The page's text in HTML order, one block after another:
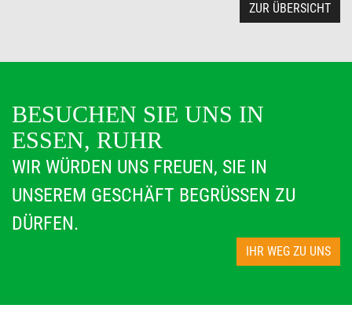
ZUR ÜBERSICHT
BESUCHEN SIE UNS IN
ESSEN, RUHR
WIR WÜRDEN UNS FREUEN, SIE IN
UNSEREM GESCHÄFT BEGRÜSSEN ZU D
ÜRFEN.
IHR WEG ZU UNS